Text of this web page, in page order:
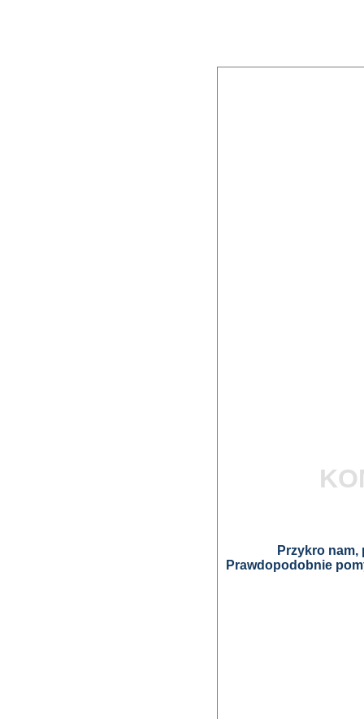
Przykro
Prawdopodobnie